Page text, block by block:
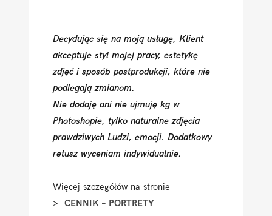
Decydując się na moją usługę, Klient
akceptuje styl mojej pracy, estetykę
zdjęć i sposób postprodukcji, które nie
podlegają zmianom.
Nie dodaję ani nie ujmuję kg w
Photoshopie, tylko naturalne zdjęcia
prawdziwych Ludzi, emocji. Dodatkowy
retusz wyceniam indywidualnie.
Więcej szczegółów na stronie -
>CENNIK – PORTRETY